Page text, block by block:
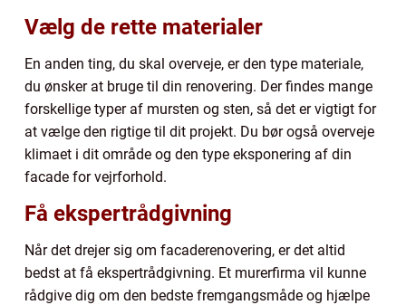
Vælg de rette materialer
En anden ting, du skal overveje, er den type materiale,
du ønsker at bruge til din renovering. Der findes mange
forskellige typer af mursten og sten, så det er vigtigt for
at vælge den rigtige til dit projekt. Du bør også overveje
klimaet i dit område og den type eksponering af din
facade for vejrforhold.
Få ekspertrådgivning
Når det drejer sig om facaderenovering, er det altid
bedst at få ekspertrådgivning. Et murerfirma vil kunne
rådgive dig om den bedste fremgangsmåde og hjælpe